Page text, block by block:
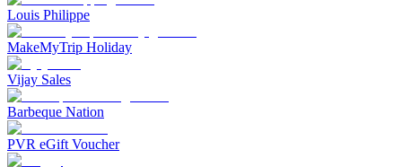
Louis Philippe
MakeMyTrip Holiday
Vijay Sales
Barbeque Nation
PVR eGift Voucher